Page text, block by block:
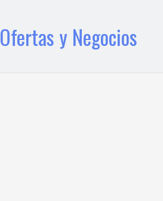
Ofertas y Negocios